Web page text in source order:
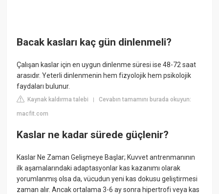
Bacak kasları kaç gün dinlenmeli?
Çalışan kaslar için en uygun dinlenme süresi ise 48-72 saat
arasıdır. Yeterli dinlenmenin hem fizyolojik hem psikolojik
faydaları bulunur.
Kaynak kaldırma talebi |Cevabın tamamını burada okuyun:
macfit.com
Kaslar ne kadar sürede güçlenir?
Kaslar Ne Zaman Gelişmeye Başlar; Kuvvet antrenmanının
ilk aşamalarındaki adaptasyonlar kas kazanımı olarak
yorumlanmış olsa da, vücudun yeni kas dokusu geliştirmesi
zaman alır. Ancak ortalama 3-6 ay sonra hipertrofi veya kas